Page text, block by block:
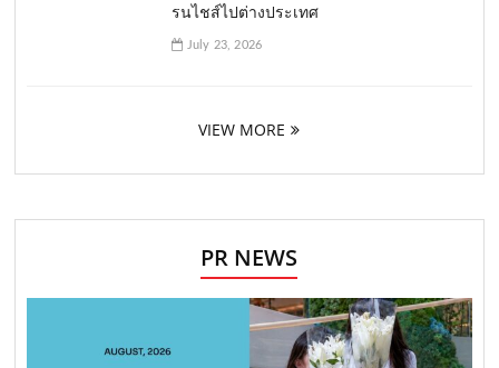
รนไชส์ไปต่างประเทศ
July 23, 2026
VIEW MORE
PR NEWS